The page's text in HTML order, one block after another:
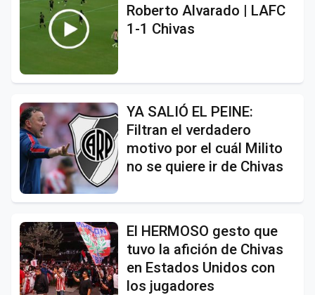
Roberto Alvarado | LAFC
1-1 Chivas
YA SALIÓ EL PEINE:
Filtran el verdadero
motivo por el cuál Milito
no se quiere ir de Chivas
El HERMOSO gesto que
tuvo la afición de Chivas
en Estados Unidos con
los jugadores